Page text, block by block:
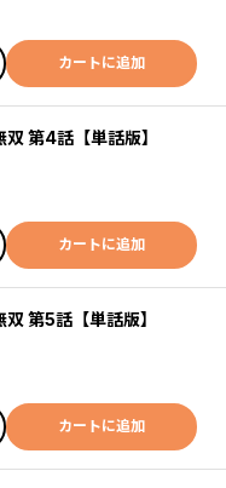
カートに追加
第4話【単話版】
カートに追加
第5話【単話版】
カートに追加